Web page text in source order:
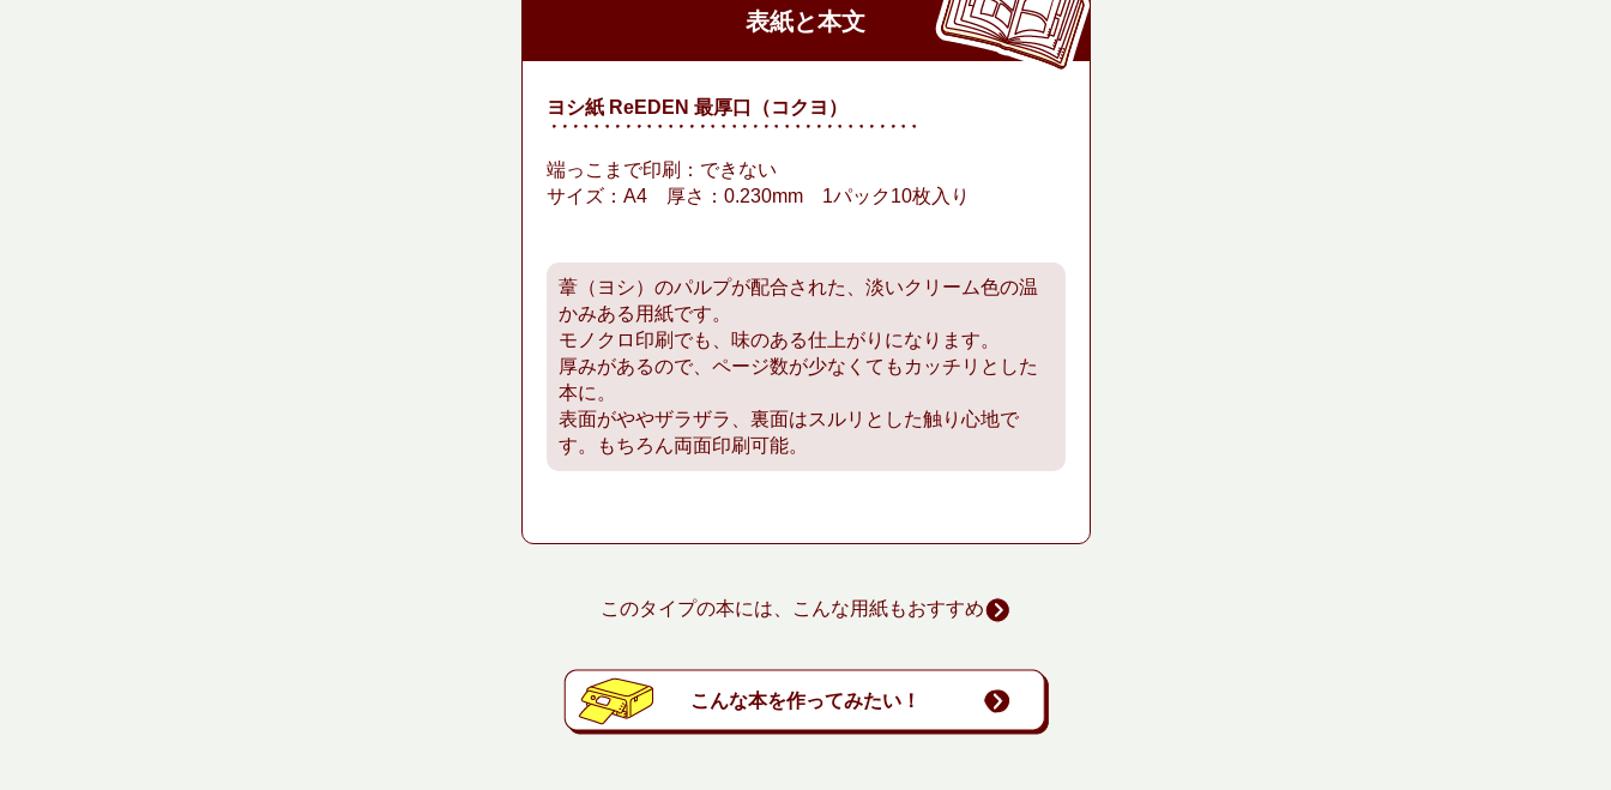
表紙と本文
ヨシ紙 ReEDEN 最厚口（コクヨ）
端っこまで印刷：できない
サイズ：A4 厚さ：0.230mm 1パック10枚入り
葦（ヨシ）のパルプが配合された、淡いクリーム色の温
かみある用紙です。
モノクロ印刷でも、味のある仕上がりになります。
厚みがあるので、ページ数が少なくてもカッチリとした
本に。
表面がややザラザラ、裏面はスルリとした触り心地で
す。もちろん両面印刷可能。
このタイプの本には、こんな用紙もおすすめ
こんな本を作ってみたい！